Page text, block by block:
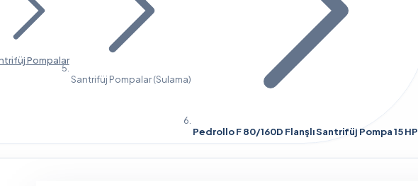
Pompalar
Santrifüj Pompalar (Sulama)
Pedrollo F 80/160D Flanşlı Santrifüj Pompa 15 HP